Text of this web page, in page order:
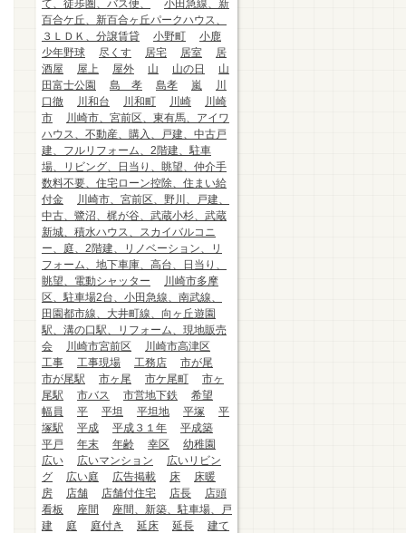
て、徒歩圏、バス便、
小田急線、新
百合ケ丘、新百合ヶ丘パークハウス、
３ＬＤＫ、分譲賃貸
小野町
小鹿
少年野球
尽くす 居宅 居室
居
酒屋
屋上 屋外 山 山の日
山
田富士公園
島 孝 島孝 嵐
川
口徹
川和台 川和町 川崎
川崎
市
川崎市、宮前区、東有馬、アイワ
ハウス、不動産、購入、戸建、中古戸
建、フルリフォーム、2階建、駐車
場、リビング、日当り、眺望、仲介手
数料不要、住宅ローン控除、住まい給
付金
川崎市、宮前区、野川、戸建、
中古、鷺沼、梶が谷、武蔵小杉、武蔵
新城、積水ハウス、スカイバルコニ
ー、庭、2階建、リノベーション、リ
フォーム、地下車庫、高台、日当り、
眺望、電動シャッター
川崎市多摩
区、駐車場2台、小田急線、南武線、
田園都市線、大井町線、向ヶ丘遊園
駅、溝の口駅、リフォーム、現地販売
会
川崎市宮前区
川崎市高津区
工事
工事現場 工務店
市が尾
市が尾駅
市ヶ尾 市ケ尾町
市ヶ
尾駅
市バス 市営地下鉄
希望
幅員
平 平坦 平坦地 平塚
平
塚駅
平成 平成３１年
平成築
平戸
年末 年齢 幸区
幼稚園
広い
広いマンション
広いリビン
グ
広い庭 広告掲載 床
床暖
房
店舗 店舗付住宅 店長
店頭
看板
座間
座間、新築、駐車場、戸
建
庭 庭付き 延床 延長
建て